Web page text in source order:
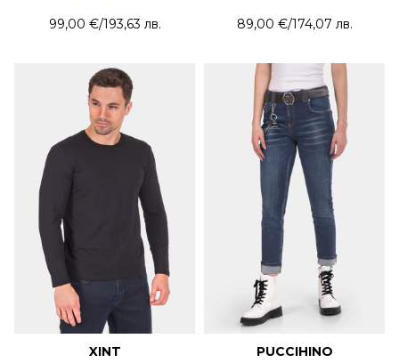
99,00 €/193,63 лв. 89,00 €/174,07 лв.
XINT PUCCIHINO